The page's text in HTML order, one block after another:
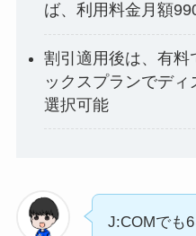
ば、利用料金月額
割引適用後は、有料
ックスプランでデ
選択可能
J:COMでも